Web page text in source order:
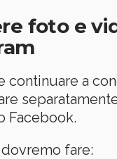
foto e
continuare a
Facebook.
fare: